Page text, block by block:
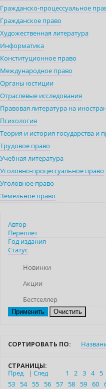
Гражданско-процессуальное
Гражданское право
Художественная литература
Информатика
Конституционное право
Международное право
Органы юстиции
Отраслевые исследования
Правовая литература на
Психология
Теория и история государства и
Трудовое право
Учебная литература
Уголовно-процессуальное право
Уголовное право
Земельное право
Автор
Переплет
Год издания
Статус
Новинки
Акции
Бестселлер
Очистить
СОРТИРОВАТЬ ПО:
СТРАНИЦЫ:
Пред
| След 1 2 3 4 5
53
54 55 56 57 58 59 60